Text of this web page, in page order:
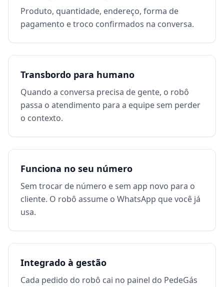
Produto, quantidade, endereço, forma de
pagamento e troco confirmados na conversa.
Transbordo para humano
Quando a conversa precisa de gente, o robô
passa o atendimento para a equipe sem perder
o contexto.
Funciona no seu número
Sem trocar de número e sem app novo para o
cliente. O robô assume o WhatsApp que você já
usa.
Integrado à gestão
Cada pedido do robô cai no painel do PedeGás